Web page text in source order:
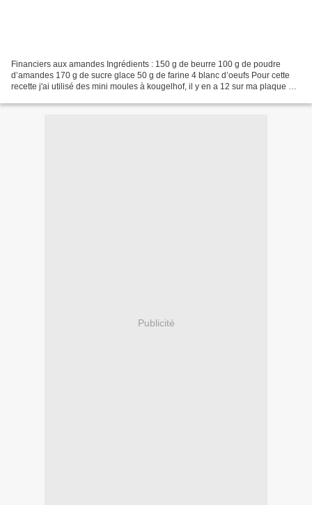
Financiers aux amandes Ingrédients : 150 g de beurre 100 g de poudre
d’amandes 170 g de sucre glace 50 g de farine 4 blanc d’oeufs Pour cette
recette j'ai utilisé des mini moules à kougelhof, il y en a 12 sur ma plaque en
Publicité